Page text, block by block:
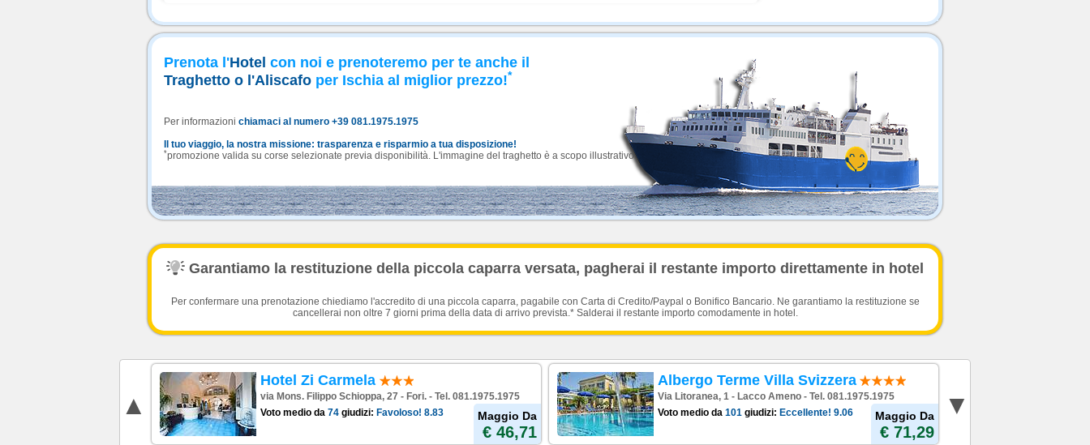
Prenota l'Hotel con noi e prenoteremo per te anche il
Traghetto o l'Aliscafo per Ischia al miglior prezzo!*
Per informazioni chiamaci al numero +39 081.1975.1975
Il tuo viaggio, la nostra missione: trasparenza e risparmio a tua disposizione!
*promozione valida su corse selezionate previa disponibilità. L'immagine del traghetto è a scopo illustrativo.
Garantiamo la restituzione della piccola caparra versata, pagherai il restante importo direttamente in hotel
Per confermare una prenotazione chiediamo l'accredito di una piccola caparra, pagabile con Carta di Credito/Paypal o Bonifico Bancario. Ne garantiamo la restituzione se
cancellerai non oltre 7 giorni prima della data di arrivo prevista.* Salderai il restante importo comodamente in hotel.
Hotel Zi Carmela
via Mons. Filippo Schioppa, 27 - Fori. - Tel. 081.1975.1975
Voto medio da 74 giudizi: Favoloso! 8.83 Maggio Da
€ 46,71
Albergo Terme Villa Svizzera
Via Litoranea, 1 - Lacco Ameno - Tel. 081.1975.1975
Voto medio da 101 giudizi: Eccellente! 9.06 Maggio Da
€ 71,29